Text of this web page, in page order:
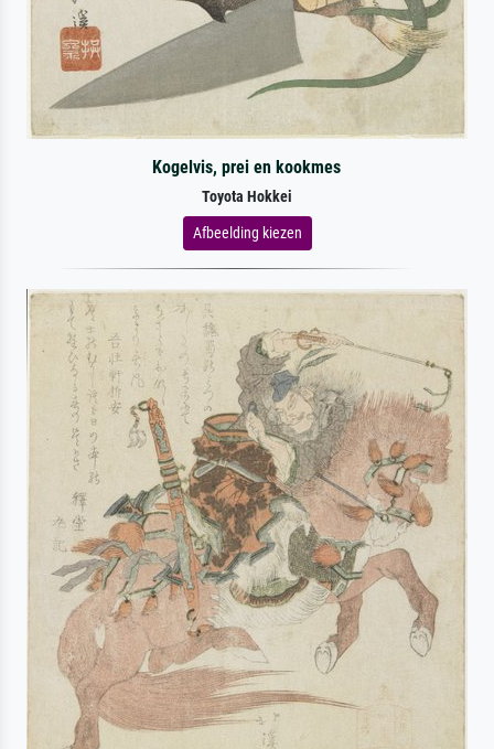
Kogelvis, prei en kookmes
Toyota Hokkei
Afbeelding kiezen